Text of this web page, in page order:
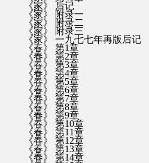
《家》 后记
《家》 附录一
《家》 附录二
《家》 附录三
《家》 一九七七年再版后记
《春》 第1章
《春》 第2章
《春》 第3章
《春》 第4章
《春》 第5章
《春》 第6章
《春》 第7章
《春》 第8章
《春》 第9章
《春》 第10章
《春》 第11章
《春》 第12章
《春》 第13章
《春》 第14章